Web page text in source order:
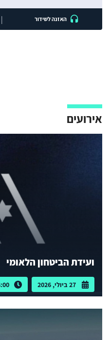
האזנה לשידור |
אירועים
ועידת הביטחון הלאומי
27 ביולי, 2026 10:00